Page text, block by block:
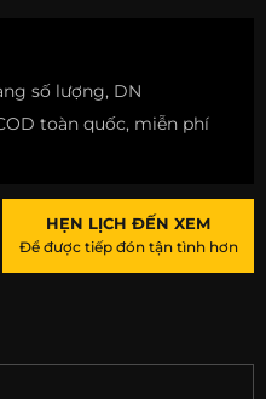
số lượng, DN
toàn quốc, miễn phí
HẸN LỊCH ĐẾN XEM
Để được tiếp đón tận tình hơn